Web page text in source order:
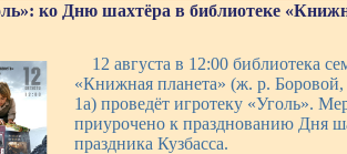
ко Дню шахтёра в библиотеке
12 августа в 12:00 библиотека
«Книжная планета» (ж. р. Боровой,
1а) проведёт игротеку «Уголь».
приурочено к празднованию Дня
праздника Кузбасса.